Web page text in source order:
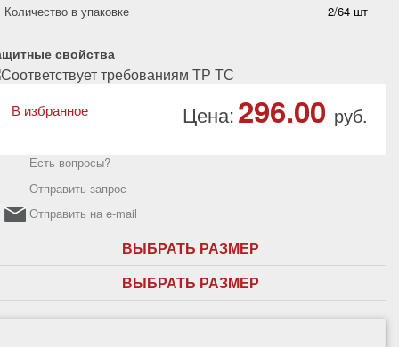
Количество в упаковке
2/64 шт
свойства
Цена:296.00 руб.
В избранное
Есть вопросы?
Отправить запрос
Отправить на e-mail
ВЫБРАТЬ РАЗМЕР
ВЫБРАТЬ РАЗМЕР